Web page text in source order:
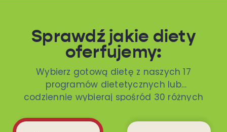
Sprawdź jakie diety
oferfujemy:
Wybierz gotową dietę z naszych 17
programów dietetycznych lub
codziennie wybieraj spośród 30 różnych